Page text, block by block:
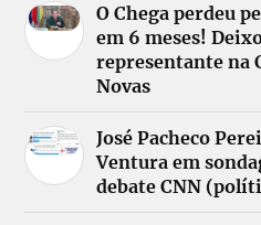
O Chega perdeu
em 6 meses!
representante na
Novas
José Pacheco
Ventura em
debate CNN